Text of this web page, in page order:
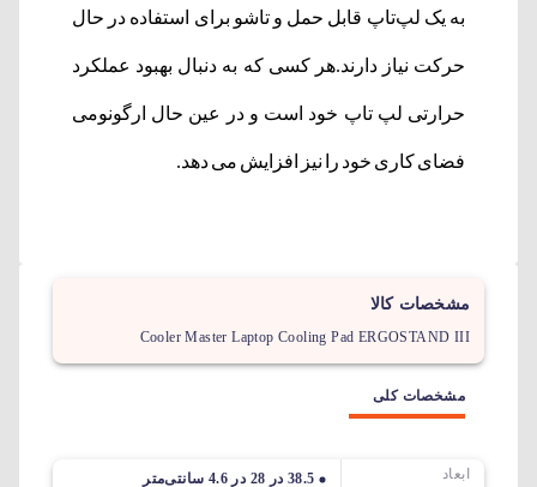
به یک لپ‌تاپ قابل حمل و تاشو برای استفاده در حال
حرکت نیاز دارند.هر کسی که به دنبال بهبود عملکرد
حرارتی لپ تاپ خود است و در عین حال ارگونومی
فضای کاری خود را نیز افزایش می دهد.
مشخصات کالا
Cooler Master Laptop Cooling Pad ERGOSTAND III
مشخصات کلی
ابعاد 38.5 در 28 در 4.6 سانتی‌متر